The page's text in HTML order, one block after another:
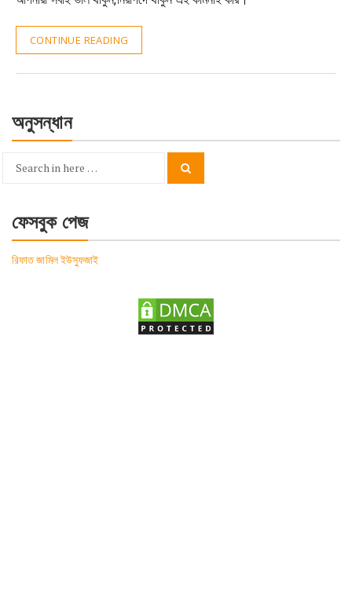
CONTINUE READING
অনুসন্ধান
Search
ফেসবুক পেজ
রিফাত জামিল ইউসুফজাই